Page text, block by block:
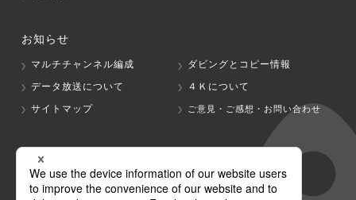
お知らせ
マルチチャンネル編成
ダビングとコピー情報
データ放送について
４Ｋについて
サイトマップ
ご意見・ご感想・お問い合わせ
グループ会社
テレビ朝日 テレ朝チャンネル